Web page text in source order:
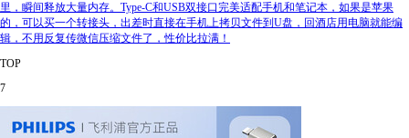
里，瞬间释放大量内存。Type-C和USB双接口完美适配手机和笔记本，如果是苹果
的，可以买一个转接头，出差时直接在手机上拷贝文件到U盘，回酒店用电脑就能编
辑，不用反复传微信压缩文件了，性价比拉满！
TOP
7